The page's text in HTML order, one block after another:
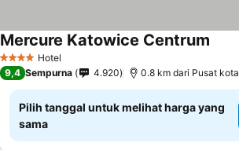
4 BintangHotel
Mercure Katowice Centrum
9,4 Sempurna 4.920 0.8 km dari Pusat kota
Pilih tanggal untuk melihat harga yang
sama